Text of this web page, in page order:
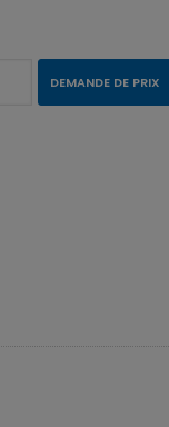
DEMANDE DE PRIX